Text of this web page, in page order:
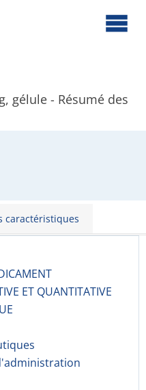
gélule - Résumé des
caractéristiques
ET QUANTITATIVE